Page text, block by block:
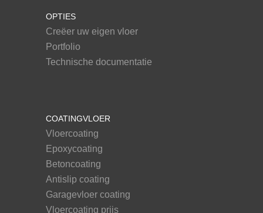
OPTIES
Creëer uw eigen vloer
Portfolio
Technische documentatie
COATINGVLOER
Vloercoating
Epoxycoating
Betoncoating
Antislip coating
Garagevloer coating
Vloercoating prijs